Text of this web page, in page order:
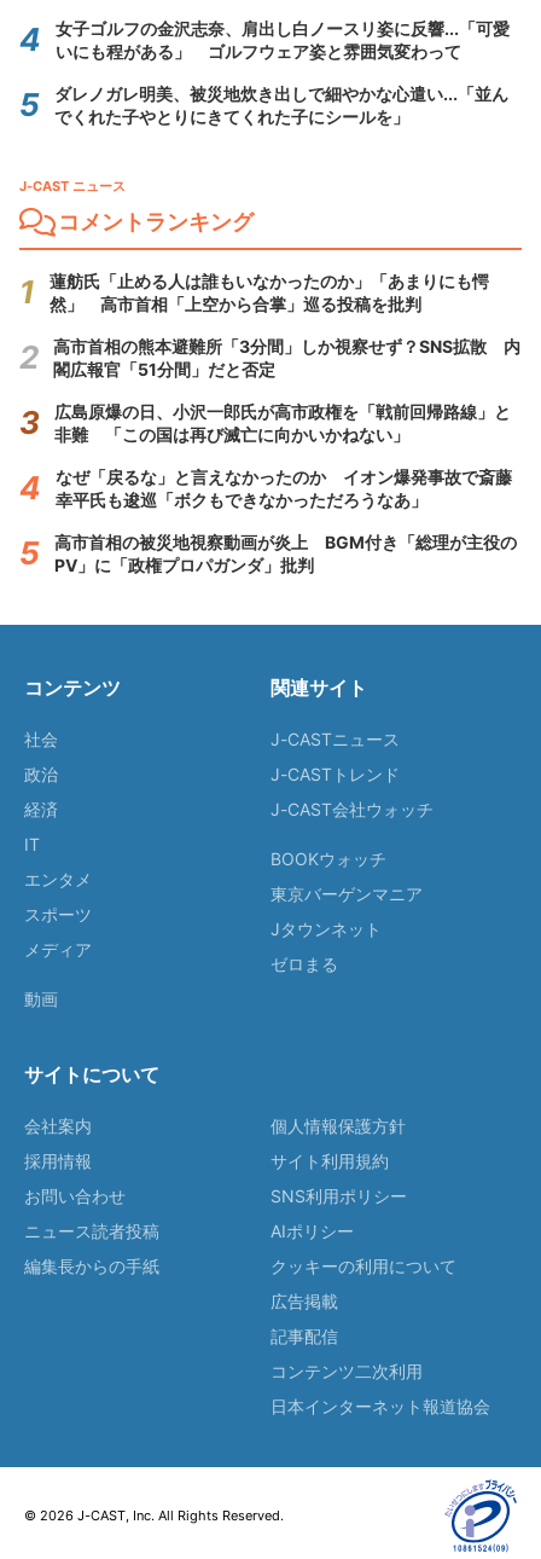
女子ゴルフの金沢志奈、肩出し白ノースリ姿に反響...「可愛
いにも程がある」 ゴルフウェア姿と雰囲気変わって
ダレノガレ明美、被災地炊き出しで細やかな心遣い...「並ん
でくれた子やとりにきてくれた子にシールを」
J-CAST ニュース
コメントランキング
蓮舫氏「止める人は誰もいなかったのか」「あまりにも愕
然」 高市首相「上空から合掌」巡る投稿を批判
高市首相の熊本避難所「3分間」しか視察せず？SNS拡散 内
閣広報官「51分間」だと否定
広島原爆の日、小沢一郎氏が高市政権を「戦前回帰路線」と
非難 「この国は再び滅亡に向かいかねない」
なぜ「戻るな」と言えなかったのか イオン爆発事故で斎藤
幸平氏も逡巡「ボクもできなかっただろうなあ」
高市首相の被災地視察動画が炎上 BGM付き「総理が主役の
PV」に「政権プロパガンダ」批判
コンテンツ
社会
政治
経済
IT
エンタメ
スポーツ
メディア
動画
関連サイト
J-CASTニュース
J-CASTトレンド
J-CAST会社ウォッチ
BOOKウォッチ
東京バーゲンマニア
Jタウンネット
ゼロまる
サイトについて
会社案内
採用情報
お問い合わせ
ニュース読者投稿
編集長からの手紙
個人情報保護方針
サイト利用規約
SNS利用ポリシー
AIポリシー
クッキーの利用について
広告掲載
記事配信
コンテンツ二次利用
日本インターネット報道協会
© 2026 J-CAST, Inc. All Rights Reserved.